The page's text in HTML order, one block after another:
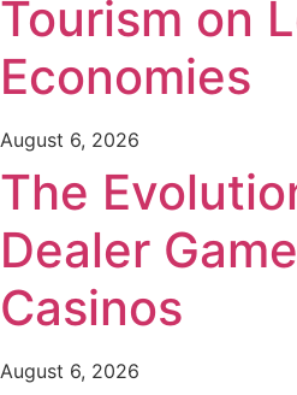
Tourism on
Economies
August 6, 2026
The
Dealer
Casinos
August 6, 2026